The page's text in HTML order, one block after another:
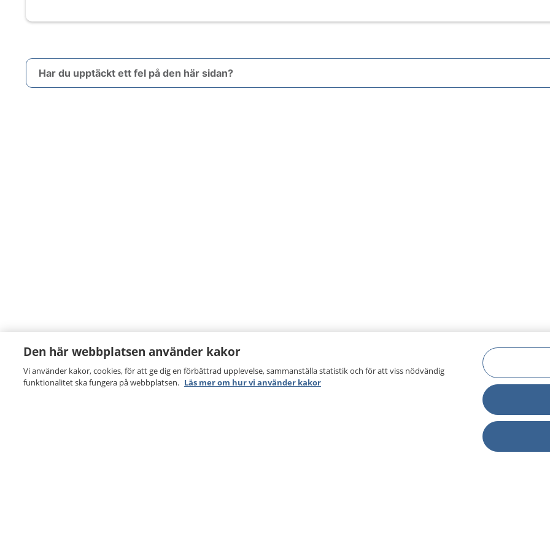
Har du upptäckt ett fel på den här sidan?
Den här webbplatsen använder kakor
Vi använder kakor, cookies, för att ge dig en förbättrad upplevelse, sammanställa statistik och för att viss nödvändig
funktionalitet ska fungera på webbplatsen. Läs mer om hur vi använder kakor